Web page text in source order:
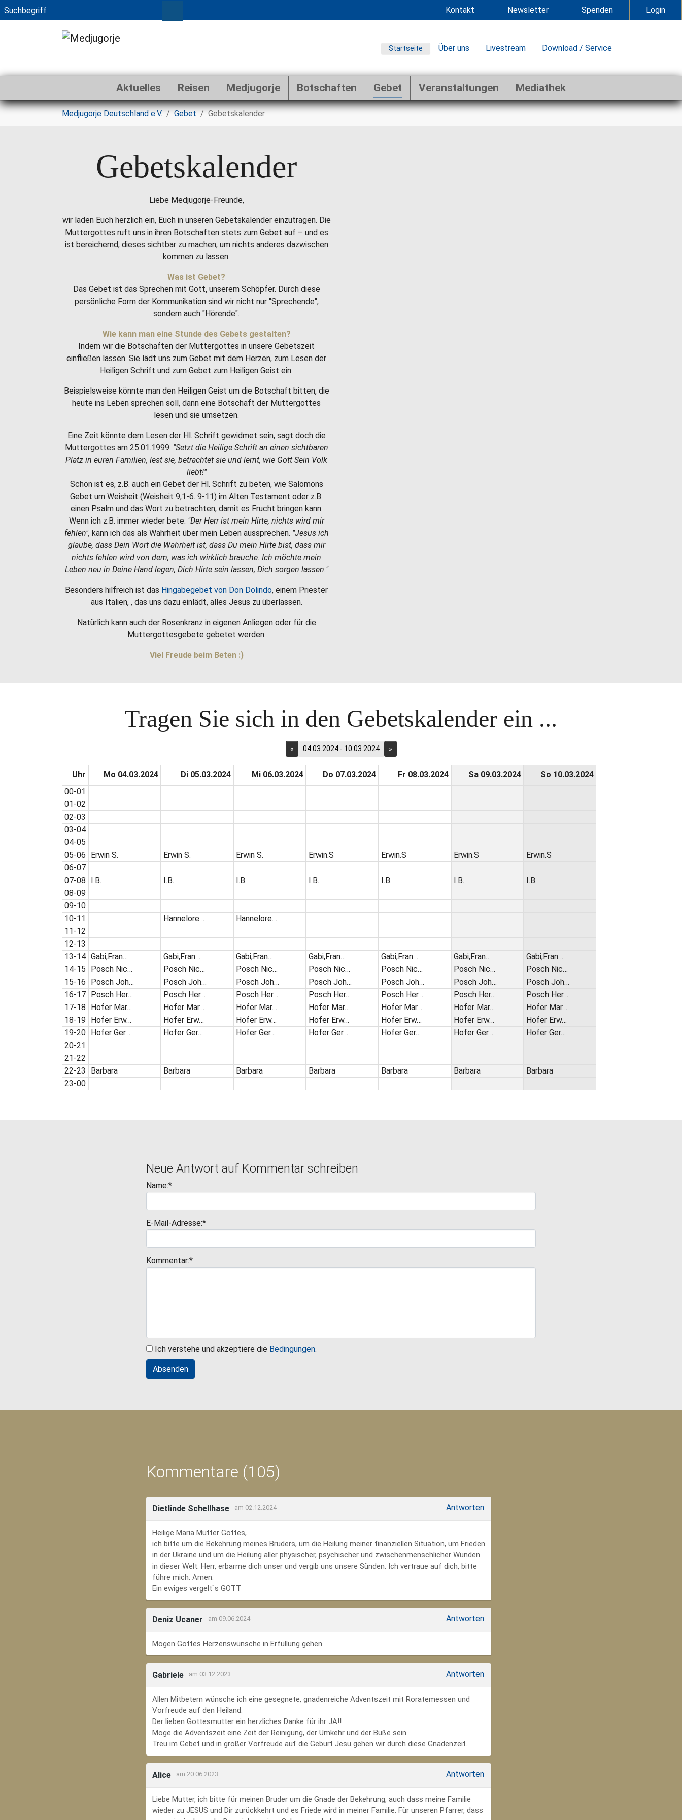
Zum Hauptinhalt springen
Kontakt Newsletter Spenden Login
Startseite Über uns Livestream Download / Service
Aktuelles Reisen Medjugorje Botschaften Gebet Veranstaltungen Mediathek
Sie sind hier:
Medjugorje Deutschland e.V. Gebet Gebetskalender
Gebetskalender
Liebe Medjugorje-Freunde,
wir laden Euch herzlich ein, Euch in unseren Gebetskalender einzutragen. Die
Muttergottes ruft uns in ihren Botschaften stets zum Gebet auf – und es
ist bereichernd, dieses sichtbar zu machen, um nichts anderes dazwischen
kommen zu lassen.
Was ist Gebet?
Das Gebet ist das Sprechen mit Gott, unserem Schöpfer. Durch diese
persönliche Form der Kommunikation sind wir nicht nur "Sprechende",
sondern auch "Hörende".
Wie kann man eine Stunde des Gebets gestalten?
Indem wir die Botschaften der Muttergottes in unsere Gebetszeit
einfließen lassen. Sie lädt uns zum Gebet mit dem Herzen, zum Lesen der
Heiligen Schrift und zum Gebet zum Heiligen Geist ein.
Beispielsweise könnte man den Heiligen Geist um die Botschaft bitten, die
heute ins Leben sprechen soll, dann eine Botschaft der Muttergottes
lesen und sie umsetzen.
Eine Zeit könnte dem Lesen der Hl. Schrift gewidmet sein, sagt doch die
Muttergottes am 25.01.1999: "Setzt die Heilige Schrift an einen sichtbaren
Platz in euren Familien, lest sie, betrachtet sie und lernt, wie Gott Sein Volk
liebt!"
Schön ist es, z.B. auch ein Gebet der Hl. Schrift zu beten, wie Salomons
Gebet um Weisheit (Weisheit 9,1-6. 9-11) im Alten Testament oder z.B.
einen Psalm und das Wort zu betrachten, damit es Frucht bringen kann.
Wenn ich z.B. immer wieder bete: "Der Herr ist mein Hirte, nichts wird mir
fehlen", kann ich das als Wahrheit über mein Leben aussprechen. "Jesus ich
glaube, dass Dein Wort die Wahrheit ist, dass Du mein Hirte bist, dass mir
nichts fehlen wird von dem, was ich wirklich brauche. Ich möchte mein
Leben neu in Deine Hand legen, Dich Hirte sein lassen, Dich sorgen lassen."
Besonders hilfreich ist das Hingabegebet von Don Dolindo, einem Priester
aus Italien, , das uns dazu einlädt, alles Jesus zu überlassen.
Natürlich kann auch der Rosenkranz in eigenen Anliegen oder für die
Muttergottesgebete gebetet werden.
Viel Freude beim Beten :)
Tragen Sie sich in den Gebetskalender ein ...
« 04.03.2024 - 10.03.2024 »
Uhr
00-01
01-02
02-03
03-04
04-05
05-06
06-07
07-08
08-09
09-10
10-11
11-12
12-13
13-14
14-15
15-16
16-17
17-18
18-19
19-20
20-21
21-22
22-23
23-00
Mo 04.03.2024
Erwin S.
I.B.
Gabi,Fran…
Posch Nic…
Posch Joh…
Posch Her…
Hofer Mar…
Hofer Erw…
Hofer Ger…
Barbara
Di 05.03.2024
Erwin S.
I.B.
Hannelore…
Gabi,Fran…
Posch Nic…
Posch Joh…
Posch Her…
Hofer Mar…
Hofer Erw…
Hofer Ger…
Barbara
Mi 06.03.2024
Erwin S.
I.B.
Hannelore…
Gabi,Fran…
Posch Nic…
Posch Joh…
Posch Her…
Hofer Mar…
Hofer Erw…
Hofer Ger…
Barbara
Do 07.03.2024
Erwin.S
I.B.
Gabi,Fran…
Posch Nic…
Posch Joh…
Posch Her…
Hofer Mar…
Hofer Erw…
Hofer Ger…
Barbara
Fr 08.03.2024
Erwin.S
I.B.
Gabi,Fran…
Posch Nic…
Posch Joh…
Posch Her…
Hofer Mar…
Hofer Erw…
Hofer Ger…
Barbara
Sa 09.03.2024
Erwin.S
I.B.
Gabi,Fran…
Posch Nic…
Posch Joh…
Posch Her…
Hofer Mar…
Hofer Erw…
Hofer Ger…
Barbara
So 10.03.2024
Erwin.S
I.B.
Gabi,Fran…
Posch Nic…
Posch Joh…
Posch Her…
Hofer Mar…
Hofer Erw…
Hofer Ger…
Barbara
Neue Antwort auf Kommentar schreiben
Name:*
E-Mail-Adresse:*
Kommentar:*
Ich verstehe und akzeptiere die Bedingungen.
Kommentare (105)
Dietlinde Schellhase am 02.12.2024 Antworten
Heilige Maria Mutter Gottes,
ich bitte um die Bekehrung meines Bruders, um die Heilung meiner finanziellen Situation, um Frieden
in der Ukraine und um die Heilung aller physischer, psychischer und zwischenmenschlicher Wunden
in dieser Welt. Herr, erbarme dich unser und vergib uns unsere Sünden. Ich vertraue auf dich, bitte
führe mich. Amen.
Ein ewiges vergelt`s GOTT
Deniz Ucaner am 09.06.2024 Antworten
Mögen Gottes Herzenswünsche in Erfüllung gehen
Gabriele am 03.12.2023 Antworten
Allen Mitbetern wünsche ich eine gesegnete, gnadenreiche Adventszeit mit Roratemessen und
Vorfreude auf den Heiland.
Der lieben Gottesmutter ein herzliches Danke für ihr JA!!
Möge die Adventszeit eine Zeit der Reinigung, der Umkehr und der Buße sein.
Treu im Gebet und in großer Vorfreude auf die Geburt Jesu gehen wir durch diese Gnadenzeit.
Alice am 20.06.2023 Antworten
Liebe Mutter, ich bitte für meinen Bruder um die Gnade der Bekehrung, auch dass meine Familie
wieder zu JESUS und Dir zurückkehrt und es Friede wird in meiner Familie. Für unseren Pfarrer, dass